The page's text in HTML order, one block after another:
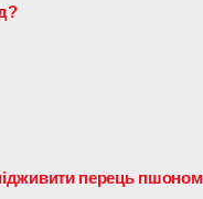
перець пшоном